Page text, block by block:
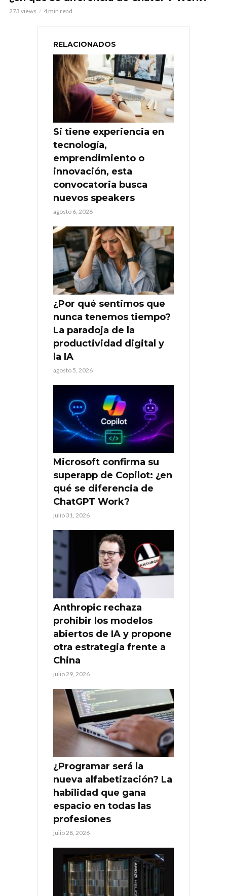
273 views 4 min read
RELACIONADOS
Si tiene experiencia en
tecnología,
emprendimiento o
innovación, esta
convocatoria busca
nuevos speakers
agosto 6, 2026
¿Por qué sentimos que
nunca tenemos tiempo?
La paradoja de la
productividad digital y
la IA
agosto 5, 2026
Microsoft confirma su
superapp de Copilot: ¿en
qué se diferencia de
ChatGPT Work?
julio 31, 2026
Anthropic rechaza
prohibir los modelos
abiertos de IA y propone
otra estrategia frente a
China
julio 29, 2026
¿Programar será la
nueva alfabetización? La
habilidad que gana
espacio en todas las
profesiones
julio 28, 2026